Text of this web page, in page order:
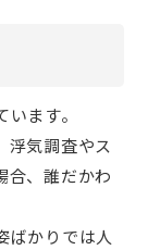
ます。
浮気調査やス
合、誰だかわ
ばかりでは人